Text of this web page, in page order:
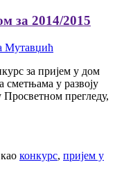
за 2014/2015
Мутавџић
за пријем у дом
сметњама у развоју
прегледу,
конкурс, пријем у